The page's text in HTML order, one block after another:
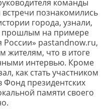
команды
познакомились
города, узнали,
прошлым на примере
России» pastandnow.ru,
жителям, что в итоге
интервью. Кроме
как стать участником
Фонд президентских
памяти своего